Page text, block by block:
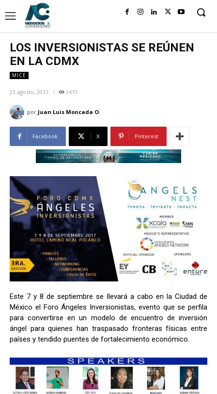
LOS INVERSIONISTAS SE REÚNEN
EN LA CDMX
MICE
23 agosto, 2017 2473
por Juan Luis Moncada O.
Facebook X Pinterest
Este 7 y 8 de septiembre se llevará a cabo en la Ciudad de
México el Foro Ángeles Inversionistas, evento que se perfila
para convertirse en un modelo de encuentro de inversión
ángel para quienes han traspasado fronteras físicas entre
países y tendido puentes de fortalecimiento económico.